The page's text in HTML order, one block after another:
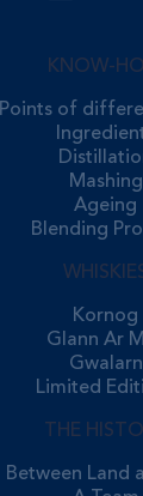
KNOW-
Points of
Mashing
Ageing
Blending
Kornog
Glann Ar
Gwalarn
Limited
THE
Between Land